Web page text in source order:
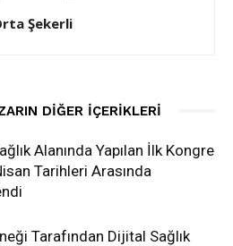
Şekerli
DIĞER İÇERIKLERI
Alanında Yapılan İlk Kongre
Tarihleri Arasında
Tarafından Dijital Sağlık